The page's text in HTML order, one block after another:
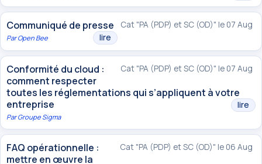
Cat "PA (PDP) et SC (OD)" le 07 Aug
Communiqué de presse
lire
ParOpen Bee
Cat "PA (PDP) et SC (OD)" le 07 Aug
Conformité du cloud :
comment respecter
toutes les réglementations qui s’appliquent à votre
entreprise
lire
ParGroupe Sigma
Cat "PA (PDP) et SC (OD)" le 06 Aug
FAQ opérationnelle :
mettre en œuvre la